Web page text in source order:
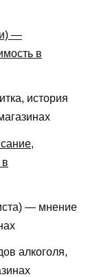
—
в
история
— мнение
алкоголя,